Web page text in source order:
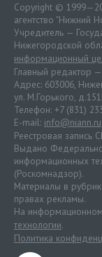
Copyright ©
агентство "Нижний
Учредитель —
Нижегородской
информационный
Главный редактор
Адрес: 603006,
ул. М.Горького,
Телефон: +7 (831)
E-mail: info@niann.ru
Реестровая
Выдано
информационных
(Роскомнадзор).
Материалы в
правах рекламы.
На
технологии.
Политика